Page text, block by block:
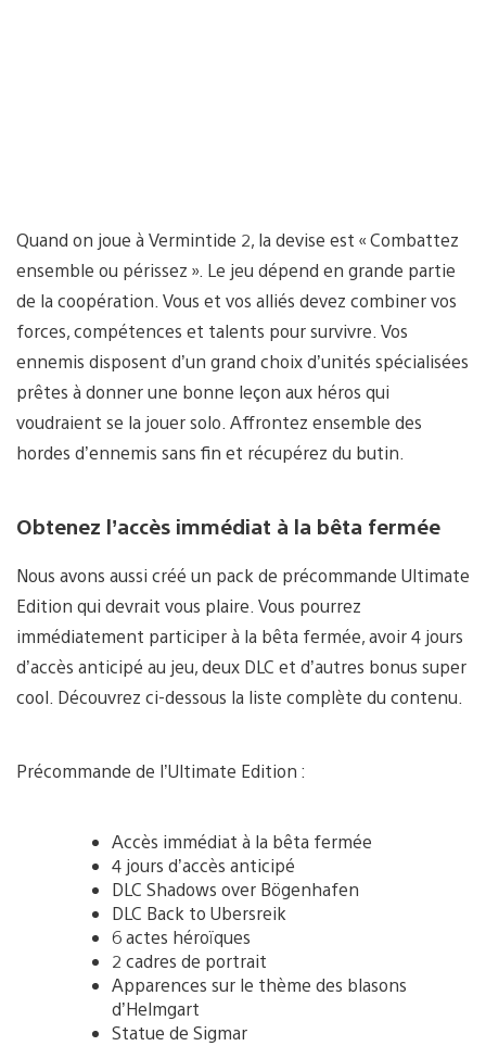
Quand on joue à Vermintide 2, la devise est « Combattez
ensemble ou périssez ». Le jeu dépend en grande partie
de la coopération. Vous et vos alliés devez combiner vos
forces, compétences et talents pour survivre. Vos
ennemis disposent d’un grand choix d’unités spécialisées
prêtes à donner une bonne leçon aux héros qui
voudraient se la jouer solo. Affrontez ensemble des
hordes d’ennemis sans fin et récupérez du butin.
Obtenez l’accès immédiat à la bêta fermée
Nous avons aussi créé un pack de précommande Ultimate
Edition qui devrait vous plaire. Vous pourrez
immédiatement participer à la bêta fermée, avoir 4 jours
d’accès anticipé au jeu, deux DLC et d’autres bonus super
cool. Découvrez ci-dessous la liste complète du contenu.
Précommande de l’Ultimate Edition :
Accès immédiat à la bêta fermée
4 jours d’accès anticipé
DLC Shadows over Bögenhafen
DLC Back to Ubersreik
6 actes héroïques
2 cadres de portrait
Apparences sur le thème des blasons
d’Helmgart
Statue de Sigmar